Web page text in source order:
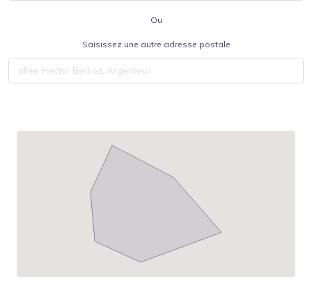
Ou
Saisissez une autre adresse postale